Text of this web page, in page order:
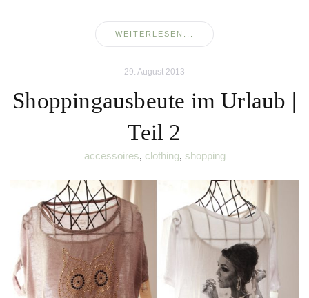
WEITERLESEN...
29. August 2013
Shoppingausbeute im Urlaub |
Teil 2
accessoires, clothing, shopping